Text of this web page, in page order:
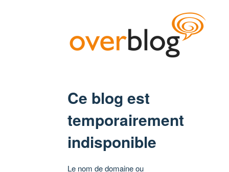
Ce blog est
temporairement
indisponible
Le nom de domaine ou